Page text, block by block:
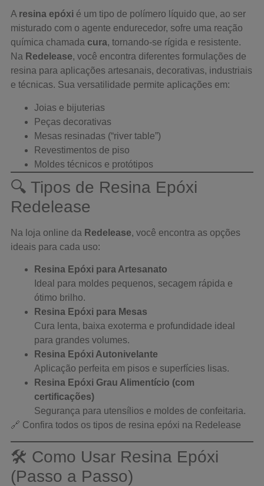
A resina epóxi é um tipo de polímero líquido que, ao ser
misturado com o agente endurecedor, sofre uma reação
química chamada cura, tornando-se rígida e resistente.
Na Redelease, você encontra diferentes formulações de
resina para aplicações artesanais, decorativas, industriais
e técnicas. Sua versatilidade permite aplicações em:
Joias e bijuterias
Peças decorativas
Mesas resinadas (“river table”)
Revestimentos de piso
Moldes técnicos e protótipos
🔍 Tipos de Resina Epóxi
Redelease
Na loja online da Redelease, você encontra as opções
ideais para cada uso:
Resina Epóxi para Artesanato
Ideal para moldes pequenos, secagem rápida e
ótimo brilho.
Resina Epóxi para Mesas
Cura lenta, baixa exoterma e profundidade ideal
para grandes volumes.
Resina Epóxi Autonivelante
Aplicação perfeita em pisos e superfícies lisas.
Resina Epóxi Grau Alimentício (com
certificações)
Segurança para utensílios e moldes de confeitaria.
🔗 Confira todos os tipos de resina epóxi na Redelease
🛠️ Como Usar Resina Epóxi
(Passo a Passo)